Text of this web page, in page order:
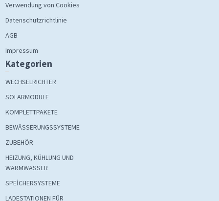
Verwendung von Cookies
Datenschutzrichtlinie
AGB
Impressum
Kategorien
WECHSELRICHTER
SOLARMODULE
KOMPLETTPAKETE
BEWÄSSERUNGSSYSTEME
ZUBEHÖR
HEIZUNG, KÜHLUNG UND
WARMWASSER
SPEİCHERSYSTEME
LADESTATIONEN FÜR